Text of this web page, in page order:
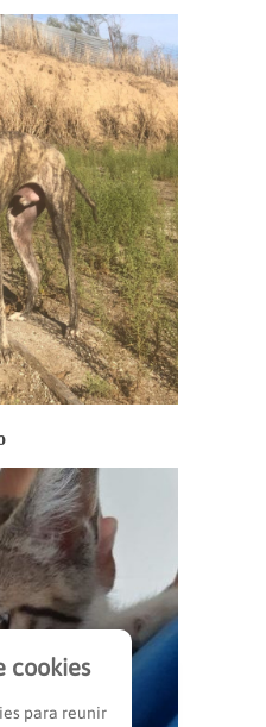
cookies
para reunir